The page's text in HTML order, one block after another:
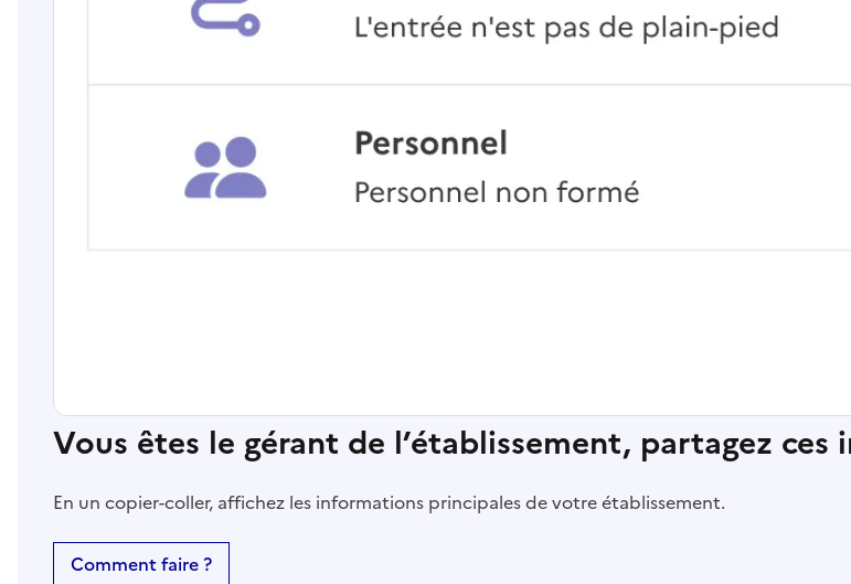
Vous êtes le gérant de l’établissement, partagez
En un copier-coller, affichez les informations principales de votre établissement.
Comment faire ?